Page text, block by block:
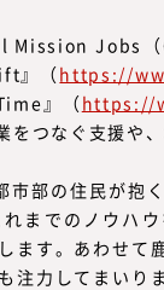
Mission Jobs（
』（https://
』（https://
をつなぐ支援や
市部の住民が抱
までのノウハ
ます。あわせ
注力してまい